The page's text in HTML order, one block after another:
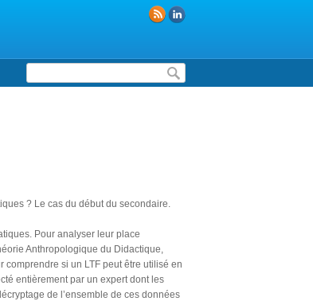
Formulaire de recherche
? Le cas du début du secondaire.
Pour analyser leur place
Anthropologique du Didactique,
si un LTF peut être utilisé en
entièrement par un expert dont les
de l’ensemble de ces données